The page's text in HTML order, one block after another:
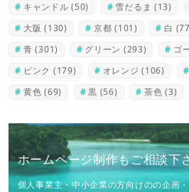
キャンドル (50) 雪だるま (13)
大阪 (130) 京都 (101) 白
青 (301) グリーン (293) ゴ
ピンク (179) オレンジ (106)
黄色 (69) 黒 (56) 茶色 (3)
ホームページ制作もご相談下
個人事業主・中小企業の方向けのの企画